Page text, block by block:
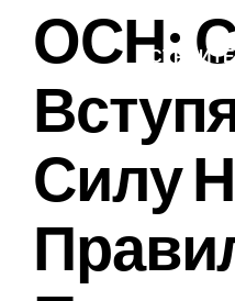
ОСН: С
Силу